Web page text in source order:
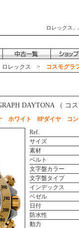
ロレックス
ロレックス > コスモグラ
DAYTONA （ コ
ホワイト 8Pダイヤ コ
Ref.
サイズ
素材
ベルト
文字盤カラー
文字盤タイプ
インデックス
ベゼル
日付
防水性
動力